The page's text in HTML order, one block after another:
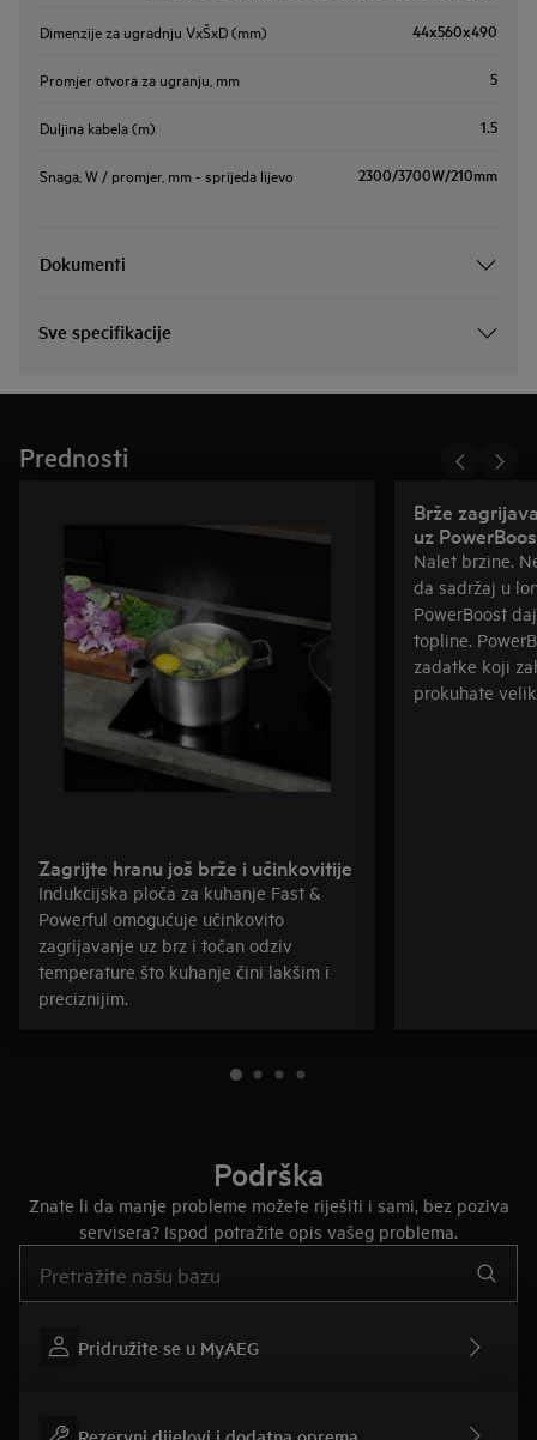
Dimenzije za ugradnju VxŠxD (mm) 44x560x490
Promjer otvora za ugranju, mm 5
Duljina kabela (m) 1.5
Snaga, W / promjer, mm - sprijeda lijevo 2300/3700W/210mm
Dokumenti
Sve specifikacije
Prednosti
Zagrijte hranu još brže i učinkovitije
Indukcijska ploča za kuhanje Fast &
Powerful omogućuje učinkovito
zagrijavanje uz brz i točan odziv
temperature što kuhanje čini lakšim i
preciznijim.
Brže
uz
Nalet brzine.
da sadržaj u
PowerBoost
topline.
zadatke koji
prokuhate
Podrška
Znate li da manje probleme možete riješiti i sami, bez poziva
servisera? Ispod potražite opis vašeg problema.
Pridružite se u MyAEG